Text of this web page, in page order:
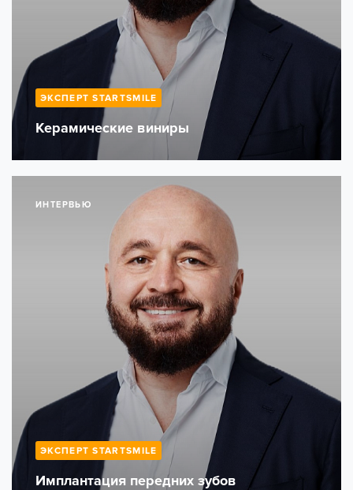
ЭКСПЕРТ STARTSMILE
Керамические виниры
ИНТЕРВЬЮ
ЭКСПЕРТ STARTSMILE
Имплантация передних зубов